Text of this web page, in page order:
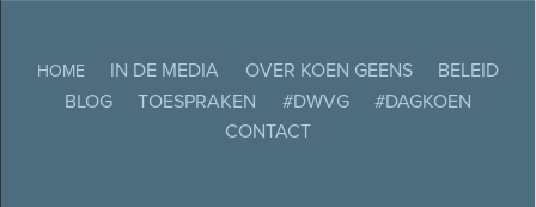
HOME IN DE MEDIA OVER KOEN GEENS
BELEID
BLOG
TOESPRAKEN #DWVG
#DAGKOEN
CONTACT